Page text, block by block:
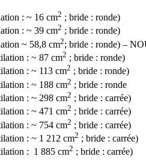
: ~ 16 cm2 ; bride : ronde)
: ~ 39 cm2 ; bride : ronde)
~ 58,8 cm2; bride : ronde) –
: ~ 87 cm2 ; bride : ronde)
: ~ 113 cm2 ; bride : ronde)
: ~ 188 cm2 ; bride : ronde
: ~ 298 cm2 ; bride : carrée)
: ~ 471 cm2 ; bride : carrée)
: ~ 754 cm2 ; bride : carrée)
: ~ 1 212 cm2 ; bride : carrée)
: 1 885 cm2 ; bride : carrée)